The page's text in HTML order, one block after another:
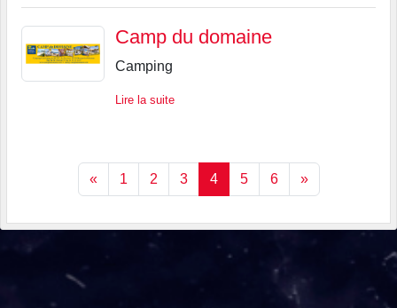
Camp du domaine
Camping
Lire la suite
« 1 2 3 4 5 6 »